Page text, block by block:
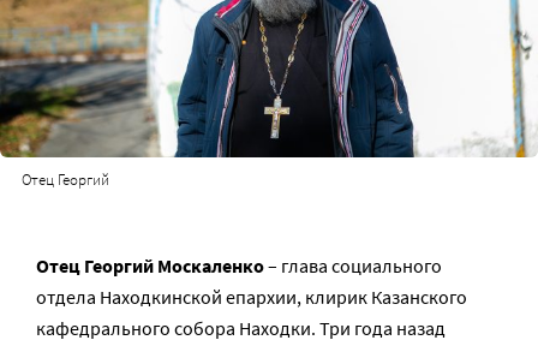
Отец Георгий
Отец Георгий Москаленко– глава социального
отдела Находкинской епархии, клирик Казанского
кафедрального собора Находки. Три года назад